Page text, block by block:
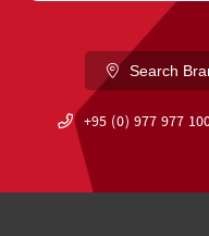
Search
+95 (0) 977 977